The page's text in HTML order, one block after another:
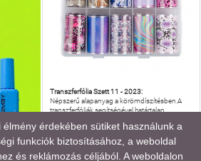
Transzferfólia Szett 11 - 2023:
Népszerű alapanyag a körömdíszítésben.A
transzferfóliák segítségével határtalan
TRANSZFERFÓLIA SZETT 11 - 2023
élmény érdekében sütiket használunk a
funkciók biztosításához, a weboldal
és reklámozás céljából. A weboldalon